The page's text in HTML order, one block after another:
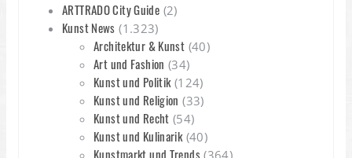
ARTTRADO City Guide (2)
Kunst News (1.323)
Architektur & Kunst (40)
Art und Fashion (34)
Kunst und Politik(124)
Kunst und Religion (33)
Kunst und Recht (54)
Kunst und Kulinarik(40)
Kunstmarkt und Trends